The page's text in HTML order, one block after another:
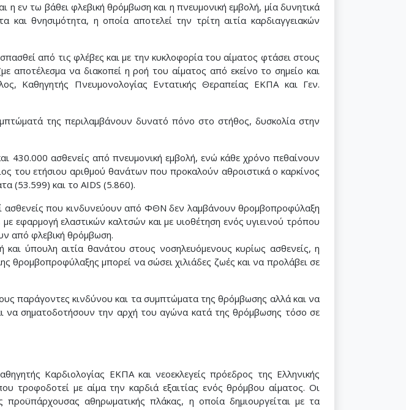
εν τω βάθει φλεβική θρόμβωση και η πνευμονική εμβολή, μία δυνητικά
θνησιμότητα, η οποία αποτελεί την τρίτη αιτία καρδιαγγειακών
από τις φλέβες και με την κυκλοφορία του αίματος φτάσει στους
αποτέλεσμα να διακοπεί η ροή του αίματος από εκείνο το σημείο και
Καθηγητής Πνευμονολογίας Εντατικής Θεραπείας ΕΚΠΑ και Γεν.
της περιλαμβάνουν δυνατό πόνο στο στήθος, δυσκολία στην
430.000 ασθενείς από πνευμονική εμβολή, ενώ κάθε χρόνο πεθαίνουν
του ετήσιου αριθμού θανάτων που προκαλούν αθροιστικά ο καρκίνος
(53.599) και το AIDS (5.860).
ασθενείς που κινδυνεύουν από ΦΘΝ δεν λαμβάνουν θρομβοπροφύλαξη
εφαρμογή ελαστικών καλτσών και με υιοθέτηση ενός υγιεινού τρόπου
από φλεβική θρόμβωση.
ύπουλη αιτία θανάτου στους νοσηλευόμενους κυρίως ασθενείς, η
μπορεί να σώσει χιλιάδες ζωές και να προλάβει σε
παράγοντες κινδύνου και τα συμπτώματα της θρόμβωσης αλλά και να
σηματοδοτήσουν την αρχή του αγώνα κατά της θρόμβωσης τόσο σε
Καρδιολογίας ΕΚΠΑ και νεοεκλεγείς πρόεδρος της Ελληνικής
τροφοδοτεί με αίμα την καρδιά εξαιτίας ενός θρόμβου αίματος. Οι
προϋπάρχουσας αθηρωματικής πλάκας, η οποία δημιουργείται με τα